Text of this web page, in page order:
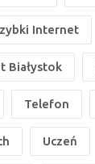
Internet
Białystok
Telefon
Uczeń